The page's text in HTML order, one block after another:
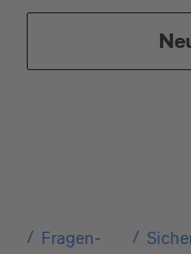
Fragen-
Über die Auswahl